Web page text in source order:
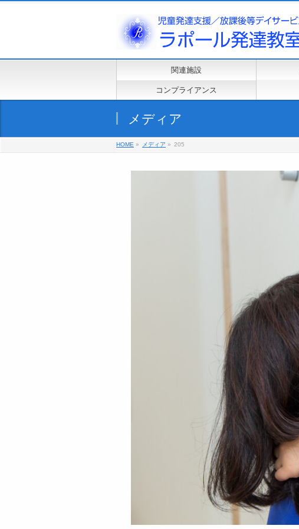
関連施設
コンプライアンス
メディア
HOME » メディア » 205